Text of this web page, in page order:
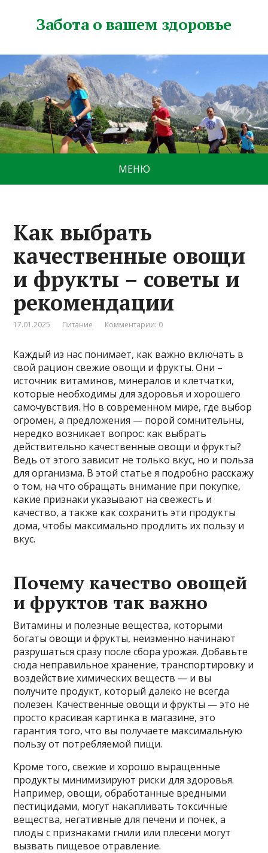
Забота о вашем здоровье
МЕНЮ
Как выбрать
качественные овощи
и фрукты – советы и
рекомендации
17.01.2025 Питание Комментарии: 0
Каждый из нас понимает, как важно включать в
свой рацион свежие овощи и фрукты. Они –
источник витаминов, минералов и клетчатки,
которые необходимы для здоровья и хорошего
самочувствия. Но в современном мире, где выбор
огромен, а предложения — порой сомнительны,
нередко возникает вопрос: как выбрать
действительно качественные овощи и фрукты?
Ведь от этого зависит не только вкус, но и польза
для организма. В этой статье я подробно расскажу
о том, на что обращать внимание при покупке,
какие признаки указывают на свежесть и
качество, а также как сохранить эти продукты
дома, чтобы максимально продлить их пользу и
вкус.
Почему качество овощей
и фруктов так важно
Витамины и полезные вещества, которыми
богаты овощи и фрукты, неизменно начинают
разрушаться сразу после сбора урожая. Добавьте
сюда неправильное хранение, транспортировку и
воздействие химических веществ — и вы
получите продукт, который далеко не всегда
полезен. Качественные овощи и фрукты — это не
просто красивая картинка в магазине, это
гарантия того, что вы получаете максимальную
пользу от потребляемой пищи.
Кроме того, свежие и хорошо выращенные
продукты минимизируют риски для здоровья.
Например, овощи, обработанные вредными
пестицидами, могут накапливать токсичные
вещества, негативные для печени и почек, а
плоды с признаками гнили или плесени могут
вызвать пищевое отравление.